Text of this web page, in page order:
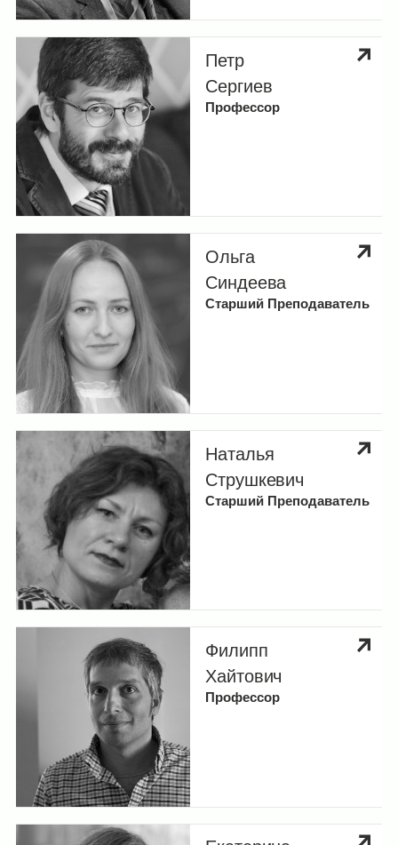
Петр
Сергиев
Профессор
Ольга
Синдеева
Старший Преподаватель
Наталья
Струшкевич
Старший Преподаватель
Филипп
Хайтович
Профессор